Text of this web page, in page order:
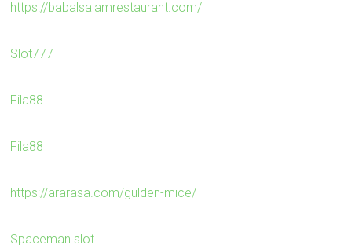
https://babalsalamrestaurant.com/
Slot777
Fila88
Fila88
https://ararasa.com/gulden-mice/
Spaceman slot